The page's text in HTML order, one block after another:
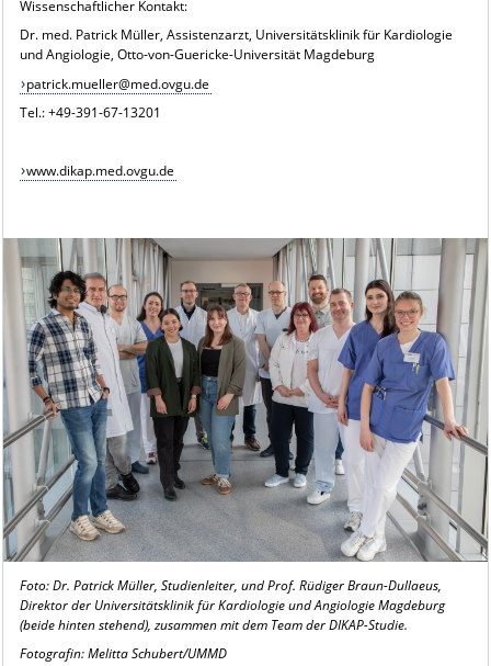
Wissenschaftlicher Kontakt:
Dr. med. Patrick Müller, Assistenzarzt, Universitätsklinik für Kardiologie
und Angiologie, Otto-von-Guericke-Universität Magdeburg
patrick.mueller@med.ovgu.de
Tel.: +49-391-67-13201
www.dikap.med.ovgu.de
Foto: Dr. Patrick Müller, Studienleiter, und Prof. Rüdiger Braun-Dullaeus,
Direktor der Universitätsklinik für Kardiologie und Angiologie Magdeburg
(beide hinten stehend), zusammen mit dem Team der DIKAP-Studie.
Fotografin: Melitta Schubert/UMMD